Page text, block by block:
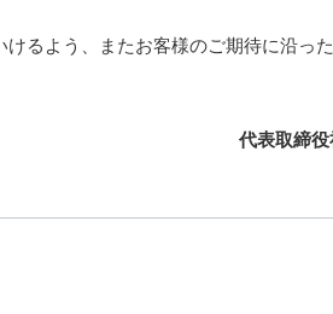
るよう、またお客様のご期待に沿っ
代表取締役社長